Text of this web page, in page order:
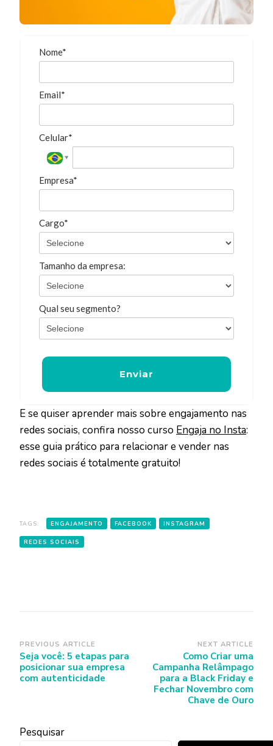
Nome*
Email*
Celular*
Empresa*
Cargo*
Tamanho da empresa:
Qual seu segmento?
Enviar
E se quiser aprender mais sobre engajamento nas
redes sociais, confira nosso curso Engaja no Insta:
esse guia prático para relacionar e vender nas
redes sociais é totalmente gratuito!
TAGS: ENGAJAMENTO FACEBOOK INSTAGRAM
REDES SOCIAIS
Post
Navigation
PREVIOUS ARTICLE
Seja você: 5 etapas para
posicionar sua empresa
com autenticidade
NEXT ARTICLE
Como Criar uma
Campanha Relâmpago
para a Black Friday e
Fechar Novembro com
Chave de Ouro
Pesquisar